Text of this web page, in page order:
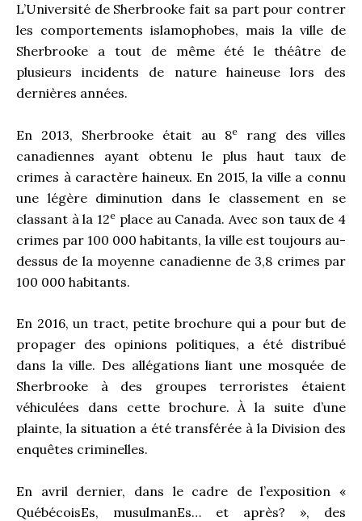
L’Université de Sherbrooke fait sa part pour contrer
les comportements islamophobes, mais la ville de
Sherbrooke a tout de même été le théâtre de
plusieurs incidents de nature haineuse lors des
dernières années.
En 2013, Sherbrooke était au 8erang des villes
canadiennes ayant obtenu le plus haut taux de
crimes à caractère haineux. En 2015, la ville a connu
une légère diminution dans le classement en se
classant à la 12e place au Canada. Avec son taux de 4
crimes par 100 000 habitants, la ville est toujours au-
dessus de la moyenne canadienne de 3,8 crimes par
100 000 habitants.
En 2016, un tract, petite brochure qui a pour but de
propager des opinions politiques, a été distribué
dans la ville. Des allégations liant une mosquée de
Sherbrooke à des groupes terroristes étaient
véhiculées dans cette brochure. À la suite d’une
plainte, la situation a été transférée à la Division des
enquêtes criminelles.
En avril dernier, dans le cadre de l’exposition «
QuébécoisEs, musulmanEs… et après? », des